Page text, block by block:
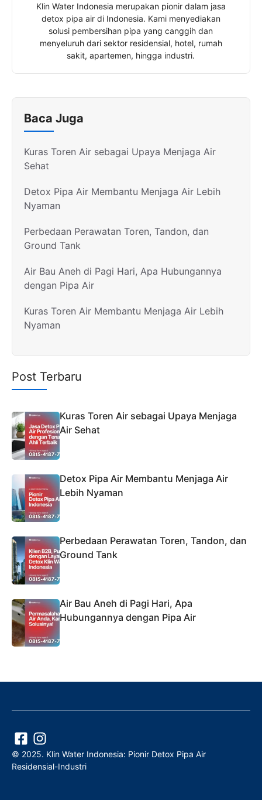
Klin Water Indonesia merupakan pionir dalam jasa
detox pipa air di Indonesia. Kami menyediakan
solusi pembersihan pipa yang canggih dan
menyeluruh dari sektor residensial, hotel, rumah
sakit, apartemen, hingga industri.
Baca Juga
Kuras Toren Air sebagai Upaya Menjaga Air
Sehat
Detox Pipa Air Membantu Menjaga Air Lebih
Nyaman
Perbedaan Perawatan Toren, Tandon, dan
Ground Tank
Air Bau Aneh di Pagi Hari, Apa Hubungannya
dengan Pipa Air
Kuras Toren Air Membantu Menjaga Air Lebih
Nyaman
Post Terbaru
Kuras Toren Air sebagai Upaya Menjaga
Air Sehat
Detox Pipa Air Membantu Menjaga Air
Lebih Nyaman
Perbedaan Perawatan Toren, Tandon, dan
Ground Tank
Air Bau Aneh di Pagi Hari, Apa
Hubungannya dengan Pipa Air
© 2025. Klin Water Indonesia: Pionir Detox Pipa Air
Residensial-Industri